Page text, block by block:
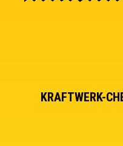
KRAFTWERK-